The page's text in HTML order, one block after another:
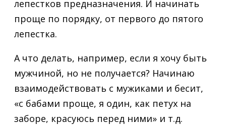
лепестков предназначения. И начинать
проще по порядку, от первого до пятого
лепестка.
А что делать, например, если я хочу быть
мужчиной, но не получается? Начинаю
взаимодействовать с мужиками и бесит,
«с бабами проще, я один, как петух на
заборе, красуюсь перед ними» и т.д.